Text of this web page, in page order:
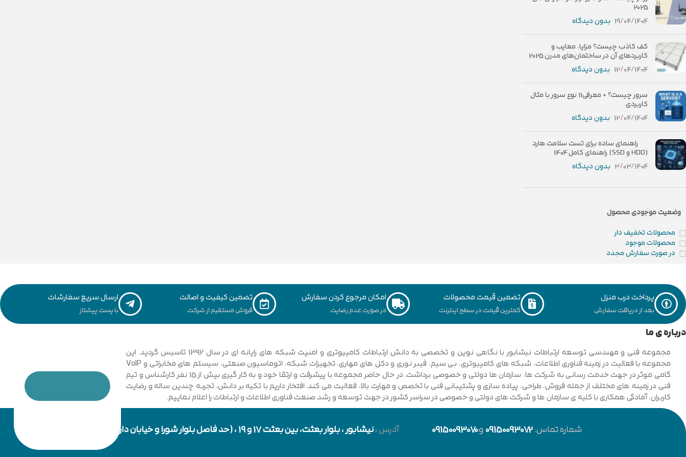
2025
19/04/1404 بدون دیدگاه
کف کاذب چیست؟ مزایا، معایب و
کاربردهای آن در ساختمان‌های مدرن 2025
12/04/1404 بدون دیدگاه
سرور چیست؟ + معرفی11 نوع سرور با مثال
کاربردی
12/04/1404 بدون دیدگاه
راهنمای ساده برای تست سلامت هارد
(HDD و SSD) راهنمای کامل 1404
3/03/1404 بدون دیدگاه
وضعیت موجودی محصول
محصولات تخفیف دار
محصولات موجود
در صورت سفارش مجدد
پرداخت درب منزل
بعد از دریافت سفارش
تضمین قیمت محصولات
کمترین قیمت در سطح اینترنت
امکان مرجوع کردن سفارش
در صورت عدم رضایت
تضمین کیفیت و اصالت
فروش مستقیم از شرکت
ارسال سریع سفارشات
با پست پیشتاز
درباره ی ما
مجموعه فنی و مهندسی توسعه ارتباطات نیشابور با نگاهی نوین و تخصصی به دانش ارتباطات کامپیوتری و امنیت شبکه های رایانه ای در سال 1392 تاسیس گردید. این
مجموعه با فعالیت در زمینه فناوری اطلاعات، شبکه های کامپیوتری، بی سیم، فیبر نوری و دکل های مهاری، تجهیزات شبکه، اتوماسیون صنعتی، سیستم های مخابراتی و VoIP
گامی موثر در جهت خدمت رسانی به شرکت ها، سازمان ها دولتی و خصوصی برداشت. در حال حاضر مجموعه با پیشرفت و ارتقا خود و به کار گیری بیش از 15 نفر کارشناس و تیم
فنی در زمینه های مختلف از جمله فروش، طراحی، پیاده سازی و پشتیبانی فنی با تخصص و مهارت بالا، فعالیت می کند. افتخار داریم با تکیه بر دانش، تجربه چندین ساله و رضایت
کاربران، آمادگی همکاری با کلیه ی سازمان ها و شرکت های دولتی و خصوصی در سراسر کشور در جهت توسعه و رشد صنعت فناوری اطلاعات و ارتباطات را اعلام نماییم.
شماره تماس:09150093072و09150093070 آدرس:نیشابور، بلوار بعثت، بین بعثت 17 و 19 ، (حد فاصل بلوار شورا و خیابان دارایی)